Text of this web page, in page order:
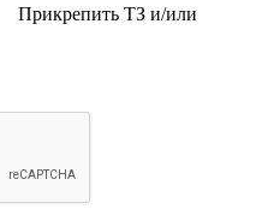
Прикрепить ТЗ и/или